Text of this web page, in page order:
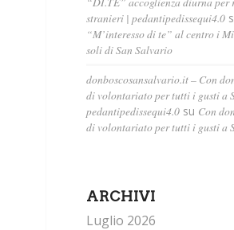
stranieri | pedantipedissequi4.0
“M’interesso di te” al centro i
soli di San Salvario
donboscosansalvario.it – Con
di volontariato per tutti i gusti a
pedantipedissequi4.0 su Con
di volontariato per tutti i gusti a
ARCHIVI
Luglio 2026